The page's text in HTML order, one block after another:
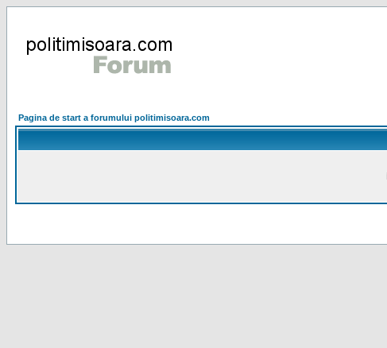
Pagina de start a forumului politimisoara.com